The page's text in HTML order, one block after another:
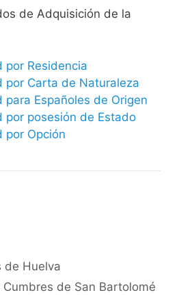
de Adquisición de la
por Residencia
por Carta de Naturaleza
para Españoles de Origen
por posesión de Estado
por Opción
de Huelva
de San Bartolomé